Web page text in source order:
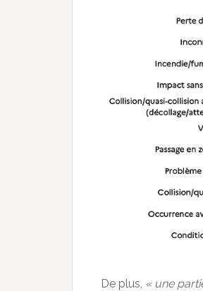
De plus, « une